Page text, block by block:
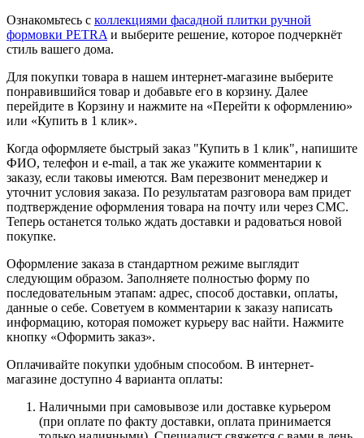
Ознакомьтесь с коллекциями фасадной плитки ручной
формовки PETRA и выберите решение, которое подчеркнёт
стиль вашего дома.
Для покупки товара в нашем интернет-магазине выберите
понравившийся товар и добавьте его в корзину. Далее
перейдите в Корзину и нажмите на «Перейти к оформлению»
или «Купить в 1 клик».
Когда оформляете быстрый заказ "Купить в 1 клик", напишите
ФИО, телефон и e-mail, а так же укажите комментарии к
заказу, если таковы имеются. Вам перезвонит менеджер и
уточнит условия заказа. По результатам разговора вам придет
подтверждение оформления товара на почту или через СМС.
Теперь останется только ждать доставки и радоваться новой
покупке.
Оформление заказа в стандартном режиме выглядит
следующим образом. Заполняете полностью форму по
последовательным этапам: адрес, способ доставки, оплаты,
данные о себе. Советуем в комментарии к заказу написать
информацию, которая поможет курьеру вас найти. Нажмите
кнопку «Оформить заказ».
Оплачивайте покупки удобным способом. В интернет-
магазине доступно 4 варианта оплаты:
Наличными при самовывозе или доставке курьером
(при оплате по факту доставки, оплата принимается